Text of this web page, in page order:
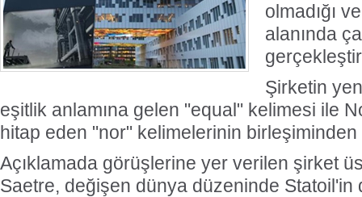
olmadığı
alanında
Şirketin
eşitlik anlamına gelen "equal" kelimesi ile
hitap eden "nor" kelimelerinin
Açıklamada görüşlerine yer verilen şirket
Saetre, değişen dünya düzeninde Statoil'in